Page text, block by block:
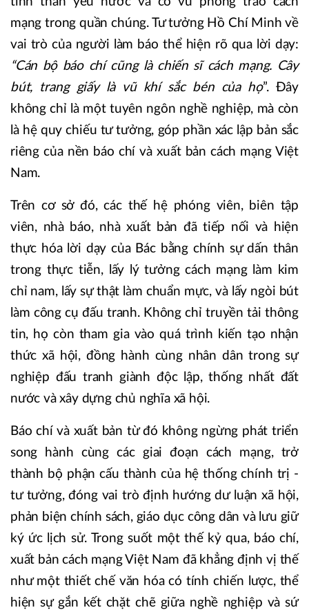
mạng trong quần chúng. Tư tưởng Hồ Chí Minh về
vai trò của người làm báo thể hiện rõ qua lời dạy:
“Cán bộ báo chí cũng là chiến sĩ cách mạng. Cây
bút, trang giấy là vũ khí sắc bén của họ”. Đây
không chỉ là một tuyên ngôn nghề nghiệp, mà còn
là hệ quy chiếu tư tưởng, góp phần xác lập bản sắc
riêng của nền báo chí và xuất bản cách mạng Việt
Nam.
Trên cơ sở đó, các thế hệ phóng viên, biên tập
viên, nhà báo, nhà xuất bản đã tiếp nối và hiện
thực hóa lời dạy của Bác bằng chính sự dấn thân
trong thực tiễn, lấy lý tưởng cách mạng làm kim
chỉ nam, lấy sự thật làm chuẩn mực, và lấy ngòi bút
làm công cụ đấu tranh. Không chỉ truyền tải thông
tin, họ còn tham gia vào quá trình kiến tạo nhận
thức xã hội, đồng hành cùng nhân dân trong sự
nghiệp đấu tranh giành độc lập, thống nhất đất
nước và xây dựng chủ nghĩa xã hội.
Báo chí và xuất bản từ đó không ngừng phát triển
song hành cùng các giai đoạn cách mạng, trở
thành bộ phận cấu thành của hệ thống chính trị -
tư tưởng, đóng vai trò định hướng dư luận xã hội,
phản biện chính sách, giáo dục công dân và lưu giữ
ký ức lịch sử. Trong suốt một thế kỷ qua, báo chí,
xuất bản cách mạng Việt Nam đã khẳng định vị thế
như một thiết chế văn hóa có tính chiến lược, thể
hiện sự gắn kết chặt chẽ giữa nghề nghiệp và sứ